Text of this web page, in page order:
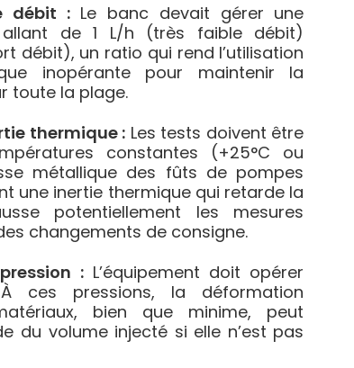
débit :Le banc devait gérer une
allant de 1 L/h (très faible débit)
débit), un ratio qui rend l’utilisation
inopérante pour maintenir la
toute la plage.
thermique : Les tests doivent être
constantes (+25°C ou
métallique des fûts de pompes
une inertie thermique qui retarde la
potentiellement les mesures
changements de consigne.
:L’équipement doit opérer
ces pressions, la déformation
bien que minime, peut
du volume injecté si elle n’est pas